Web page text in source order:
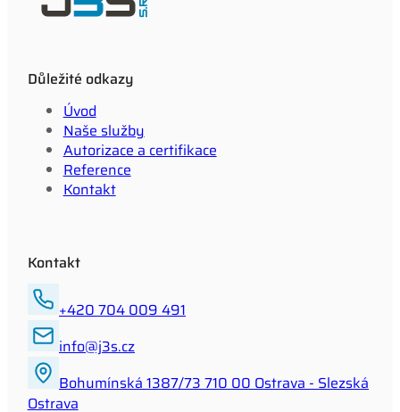
Důležité odkazy
Úvod
Naše služby
Autorizace a certifikace
Reference
Kontakt
Kontakt
+420 704 009 491
info@j3s.cz
Bohumínská 1387/73 710 00 Ostrava - Slezská
Ostrava